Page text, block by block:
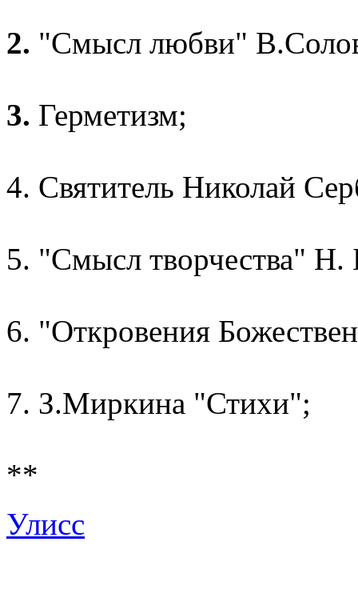
2. "Смысл любви"
3. Герметизм;
4. Святитель Николай
5. "Смысл творчества" Н.
6. "Откровения
7. З.Миркина "Стихи";
**
Улисс